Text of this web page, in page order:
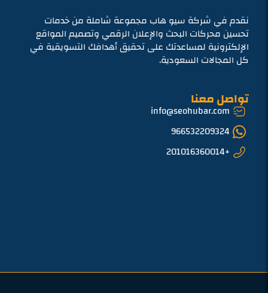
نقدم في شركة سيو هاب مجموعة شاملة من خدمات
تحسين محركات البحث والإعلان الرقمي وتصميم المواقع
الإلكترونية لمساعدتك على تحقيق أهدافك التسويقية في
كل المجالات السعودية.
تواصل معنا
info@seohubar.com
966532209324
+201016360014